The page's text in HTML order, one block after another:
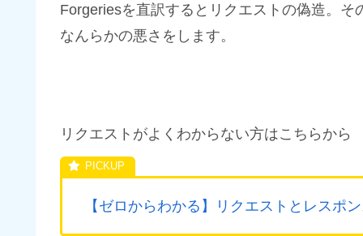
Forgeriesを直訳するとリクエストの偽造。
なんらかの悪さをします。
リクエストがよくわからない方はこちらから
【ゼロからわかる】リクエストとレスポ